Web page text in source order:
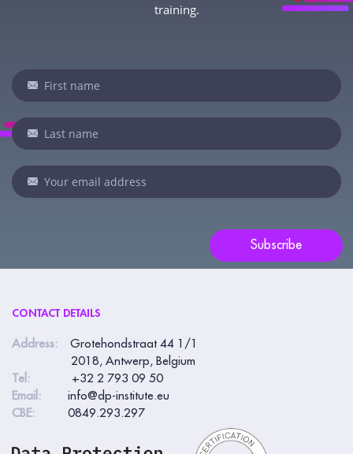
training.
Newsletter
Subscribe
If
you
are
human,
leave
this
CONTACT DETAILS
Address:
Grotehondstraat 44 1/1
2018, Antwerp, Belgium
Tel:
+32 2 793 09 50
Email:
info@dp-institute.eu
CBE:
0849.293.297